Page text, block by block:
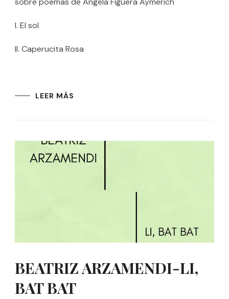
I. El sol
II. Caperucita Rosa
LEER MÁS
BEATRIZ ARZAMENDI-LI,
BAT BAT